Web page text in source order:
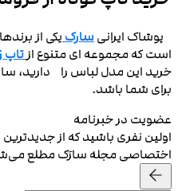
پوشاک ایرانی سارک یکی از
است که مجموعه‌ ای متنوع ازتاپ‌
خرید این مدل لباس را دارید،
برای شما باشد.
عضویت در خبرنامه
اولین نفری باشید که از
اختصاصی مجله سارَک مطلع